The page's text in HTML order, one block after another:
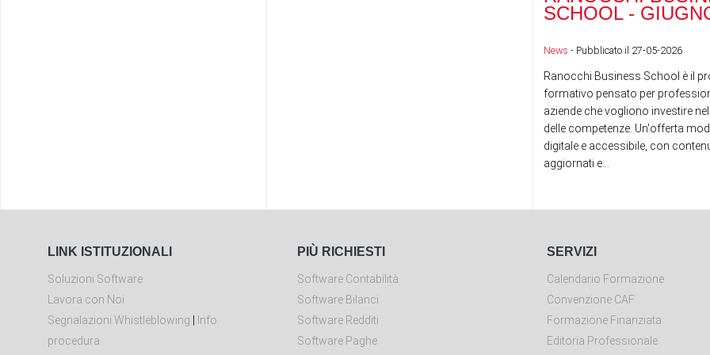
SCHOOL -
News - Pubblicato il 27-05-2026
Ranocchi Business School è il
formativo pensato per
aziende che vogliono investire
delle competenze. Un'offerta
digitale e accessibile, con
aggiornati e...
LINK ISTITUZIONALI
Soluzioni Software
Lavora con Noi
Segnalazioni Whistleblowing
Info
procedura
PIÙ RICHIESTI
Software Contabilità
Software Bilanci
Software Redditi
Software Paghe
SERVIZI
Calendario Formazione
Convenzione CAF
Formazione Finanziata
Editoria Professionale